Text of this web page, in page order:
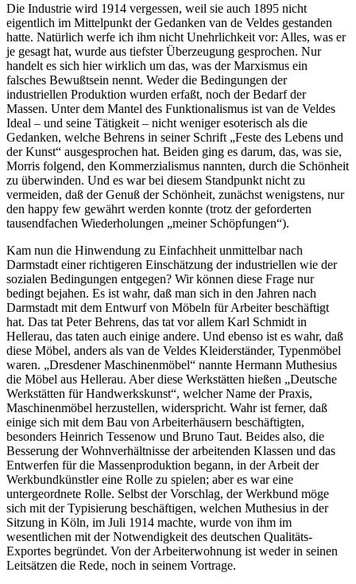
Die Industrie wird 1914 vergessen, weil sie auch 1895 nicht
eigentlich im Mittelpunkt der Gedanken van de Veldes gestanden
hatte. Natürlich werfe ich ihm nicht Unehrlichkeit vor: Alles, was er
je gesagt hat, wurde aus tiefster Überzeugung gesprochen. Nur
handelt es sich hier wirklich um das, was der Marxismus ein
falsches Bewußtsein nennt. Weder die Bedingungen der
industriellen Produktion wurden erfaßt, noch der Bedarf der
Massen. Unter dem Mantel des Funktionalismus ist van de Veldes
Ideal – und seine Tätigkeit – nicht weniger esoterisch als die
Gedanken, welche Behrens in seiner Schrift „Feste des Lebens und
der Kunst“ ausgesprochen hat. Beiden ging es darum, das, was sie,
Morris folgend, den Kommerzialismus nannten, durch die Schönheit
zu überwinden. Und es war bei diesem Standpunkt nicht zu
vermeiden, daß der Genuß der Schönheit, zunächst wenigstens, nur
den happy few gewährt werden konnte (trotz der geforderten
tausendfachen Wiederholungen „meiner Schöpfungen“).
Kam nun die Hinwendung zu Einfachheit unmittelbar nach
Darmstadt einer richtigeren Einschätzung der industriellen wie der
sozialen Bedingungen entgegen? Wir können diese Frage nur
bedingt bejahen. Es ist wahr, daß man sich in den Jahren nach
Darmstadt mit dem Entwurf von Möbeln für Arbeiter beschäftigt
hat. Das tat Peter Behrens, das tat vor allem Karl Schmidt in
Hellerau, das taten auch einige andere. Und ebenso ist es wahr, daß
diese Möbel, anders als van de Veldes Kleiderständer, Typenmöbel
waren. „Dresdener Maschinenmöbel“ nannte Hermann Muthesius
die Möbel aus Hellerau. Aber diese Werkstätten hießen „Deutsche
Werkstätten für Handwerkskunst“, welcher Name der Praxis,
Maschinenmöbel herzustellen, widerspricht. Wahr ist ferner, daß
einige sich mit dem Bau von Arbeiterhäusern beschäftigten,
besonders Heinrich Tessenow und Bruno Taut. Beides also, die
Besserung der Wohnverhältnisse der arbeitenden Klassen und das
Entwerfen für die Massenproduktion begann, in der Arbeit der
Werkbundkünstler eine Rolle zu spielen; aber es war eine
untergeordnete Rolle. Selbst der Vorschlag, der Werkbund möge
sich mit der Typisierung beschäftigen, welchen Muthesius in der
Sitzung in Köln, im Juli 1914 machte, wurde von ihm im
wesentlichen mit der Notwendigkeit des deutschen Qualitäts-
Exportes begründet. Von der Arbeiterwohnung ist weder in seinen
Leitsätzen die Rede, noch in seinem Vortrage.